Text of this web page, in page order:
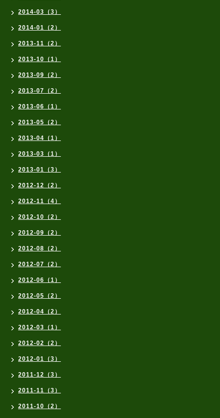
2014-03（3）
2014-01（2）
2013-11（2）
2013-10（1）
2013-09（2）
2013-07（2）
2013-06（1）
2013-05（2）
2013-04（1）
2013-03（1）
2013-01（3）
2012-12（2）
2012-11（4）
2012-10（2）
2012-09（2）
2012-08（2）
2012-07（2）
2012-06（1）
2012-05（2）
2012-04（2）
2012-03（1）
2012-02（2）
2012-01（3）
2011-12（3）
2011-11（3）
2011-10（2）